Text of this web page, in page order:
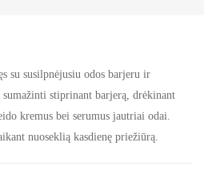
su susilpnėjusiu odos barjeru ir
stiprinant barjerą, drėkinant
kremus bei serumus jautriai odai.
nuoseklią kasdienę priežiūrą.